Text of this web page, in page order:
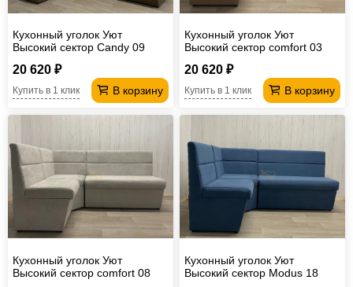
Кухонный уголок Уют
Высокий сектор Candy 09
20 620 ₽
В корзину
Купить в 1 клик
Кухонный уголок Уют
Высокий сектор comfort 03
20 620 ₽
В корзину
Купить в 1 клик
Кухонный уголок Уют
Высокий сектор comfort 08
Кухонный уголок Уют
Высокий сектор Modus 18